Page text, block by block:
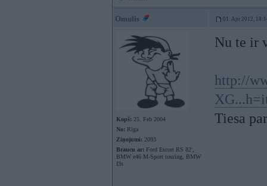
Omulis 01. Apr 2012,
Kopš: 25. Feb 2004
No: Rīga
Ziņojumi: 2093
Braucu ar: Ford Escort RS 82',
BMW e46 M-Sport touring, BMW
I3s
Nu te ir
http://
Tiesa